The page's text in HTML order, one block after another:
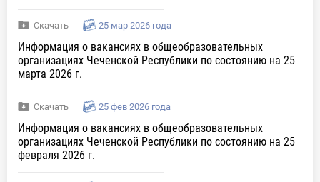
Скачать 25 мар 2026 года
Информация о вакансиях в общеобразовательных
организациях Чеченской Республики по состоянию на 25
марта 2026 г.
Скачать 25 фев 2026 года
Информация о вакансиях в общеобразовательных
организациях Чеченской Республики по состоянию на 25
февраля 2026 г.